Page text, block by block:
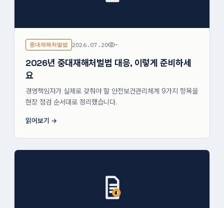
중대재해처벌법 2026.07.20 -
2026년 중대재해처벌법 대응, 이렇게 준비하세
요
경영책임자가 실제로 갖춰야 할 안전보건관리체계 9가지 항목을
현장 점검 순서대로 정리했습니다.
읽어보기